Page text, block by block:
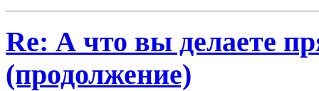
Re: А что вы делаете
(продолжение)